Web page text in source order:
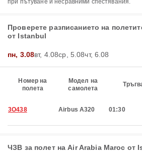
при пътуване и несравними спестявания.
Проверете разписанието на
от Istanbul
пн, 3.08вт, 4.08ср, 5.08чт, 6.08
Номер на
полета
Модел на
самолета
3O438 Airbus A320 01:30
ЧЗВ за полет на Air Arabia Maroc от